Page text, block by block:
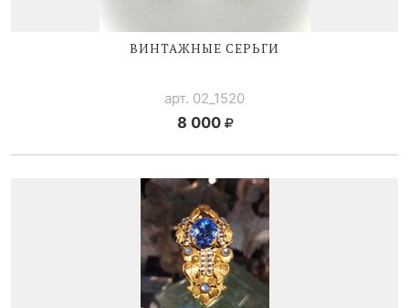
ВИНТАЖНЫЕ СЕРЬГИ
арт. 02_1520
8 000